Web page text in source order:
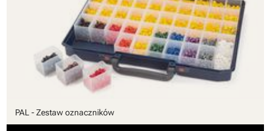
PAL - Zestaw oznaczników